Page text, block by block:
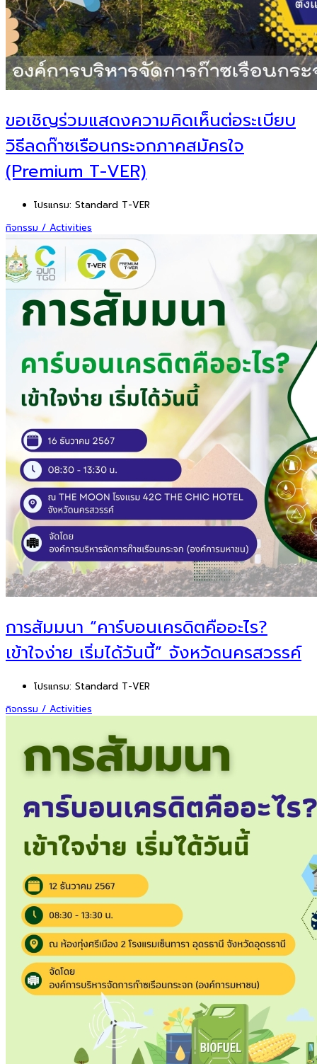
ขอเชิญร่วมแสดงความคิดเห็นต่อระเบียบ
วิธีลดก๊าซเรือนกระจกภาคสมัครใจ
(Premium T-VER)
โปรแกรม: Standard T-VER
กิจกรรม / Activities
การสัมมนา “คาร์บอนเครดิตคืออะไร?
เข้าใจง่าย เริ่มได้วันนี้” จังหวัดนครสวรรค์
โปรแกรม: Standard T-VER
กิจกรรม / Activities